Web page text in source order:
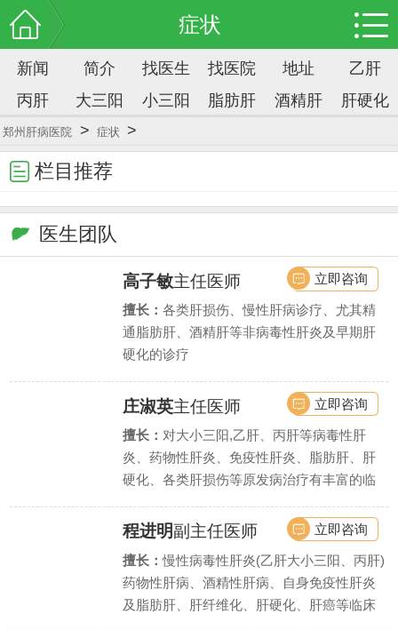
症状
新闻 简介 找医生 找医院 地址
乙肝
丙肝
大三阳 小三阳 脂肪肝 酒精肝 肝硬化
郑州肝病医院 > 症状 >
栏目推荐
医生团队
高子敏主任医师
擅长： 各类肝损伤、慢性肝病诊疗、尤其精
通脂肪肝、酒精肝等非病毒性肝炎及早期肝
硬化的诊疗
立即咨询
庄淑英主任医师
擅长： 对大小三阳,乙肝、丙肝等病毒性肝
炎、药物性肝炎、免疫性肝炎、脂肪肝、肝
硬化、各类肝损伤等原发病治疗有丰富的临
并发症.
立即咨询
程进明副主任医师
擅长：慢性病毒性肝炎(乙肝大小三阳、丙肝)
药物性肝病、酒精性肝病、自身免疫性肝炎
及脂肪肝、肝纤维化、肝硬化、肝癌等临床
立即咨询